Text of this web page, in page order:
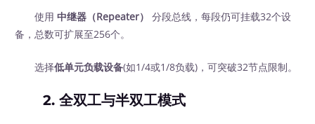
使用中继器（Repeater）
分段总线，每段仍可挂载32个设
备，总数可扩展至256个。
选择低单元负载设备(如1/4或1/8负载)，可突破32节点限制。
2. 全双工与半双工模式